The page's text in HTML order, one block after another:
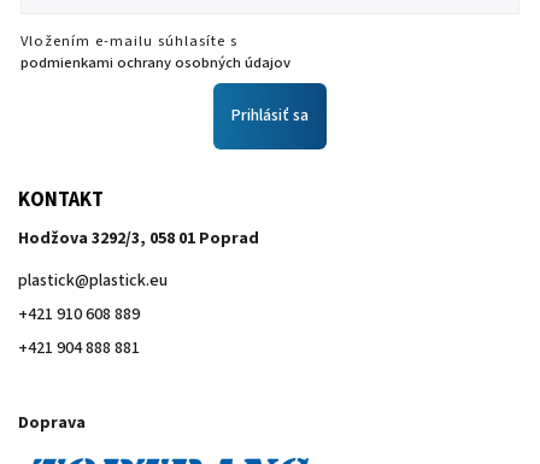
Vložením e-mailu súhlasíte s
podmienkami ochrany osobných údajov
Prihlásiť sa
KONTAKT
Hodžova 3292/3, 058 01 Poprad
plastick@plastick.eu
+421 910 608 889
+421 904 888 881
Doprava